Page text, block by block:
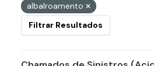
albalroamento
Filtrar Resultados